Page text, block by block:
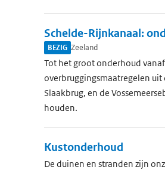
Schelde-Rijnkanaal:
BEZIG Zeeland
Tot het groot onderhoud
overbruggingsmaatregelen uit
Slaakbrug, en de
houden.
Kustonderhoud
De duinen en stranden zijn